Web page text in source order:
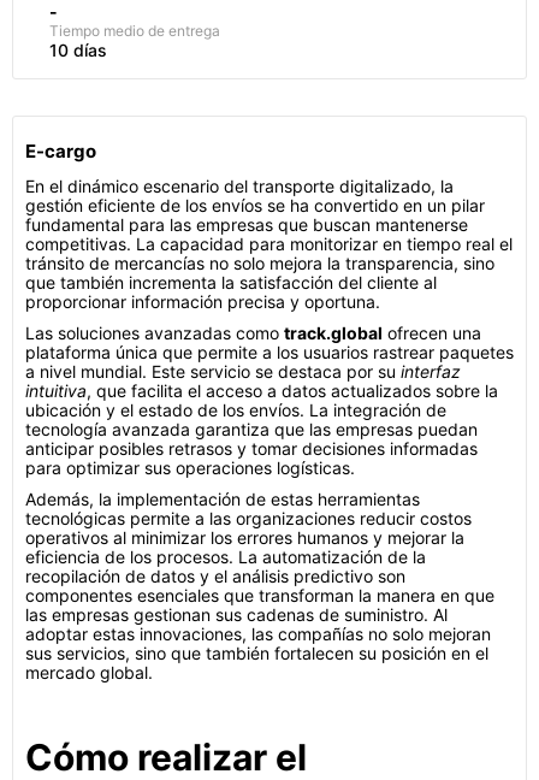
-
Tiempo medio de entrega
10 días
E-cargo
En el dinámico escenario del transporte digitalizado, la
gestión eficiente de los envíos se ha convertido en un pilar
fundamental para las empresas que buscan mantenerse
competitivas. La capacidad para monitorizar en tiempo real el
tránsito de mercancías no solo mejora la transparencia, sino
que también incrementa la satisfacción del cliente al
proporcionar información precisa y oportuna.
Las soluciones avanzadas como track.global ofrecen una
plataforma única que permite a los usuarios rastrear paquetes
a nivel mundial. Este servicio se destaca por su interfaz
intuitiva, que facilita el acceso a datos actualizados sobre la
ubicación y el estado de los envíos. La integración de
tecnología avanzada garantiza que las empresas puedan
anticipar posibles retrasos y tomar decisiones informadas
para optimizar sus operaciones logísticas.
Además, la implementación de estas herramientas
tecnológicas permite a las organizaciones reducir costos
operativos al minimizar los errores humanos y mejorar la
eficiencia de los procesos. La automatización de la
recopilación de datos y el análisis predictivo son
componentes esenciales que transforman la manera en que
las empresas gestionan sus cadenas de suministro. Al
adoptar estas innovaciones, las compañías no solo mejoran
sus servicios, sino que también fortalecen su posición en el
mercado global.
Cómo realizar el